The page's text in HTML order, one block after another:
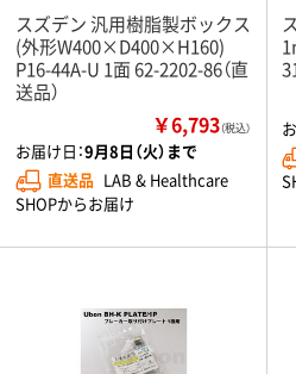
スズデン 汎用樹脂製ボックス
(外形W400×D400×H160)
P16-44A-U 1面 62-2202-86（直
送品）
￥6,793（税込）
お届け日：9月8日（火）まで
直送品 LAB & Healthcare
SHOPからお届け